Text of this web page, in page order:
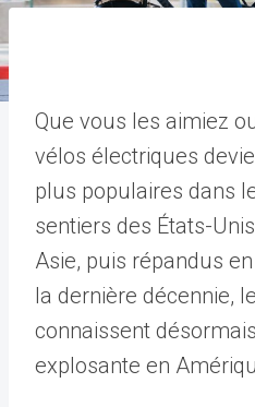
Que vous les aimiez
vélos électriques
plus populaires dans
sentiers des États-
Asie, puis répandus
la dernière décennie,
connaissent
explosante en